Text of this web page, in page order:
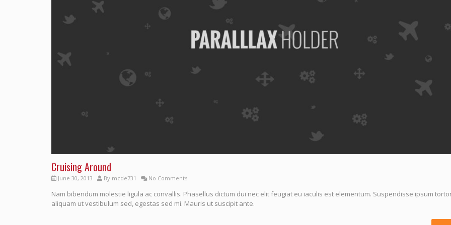
Cruising Around
June 30, 2013 By mcde731 No Comments
Nam bibendum molestie ligula ac convallis. Phasellus dictum dui nec elit feugiat eu iaculis est elementum. Suspendisse ipsum
aliquam ut vestibulum sed, egestas sed mi. Mauris ut suscipit ante.